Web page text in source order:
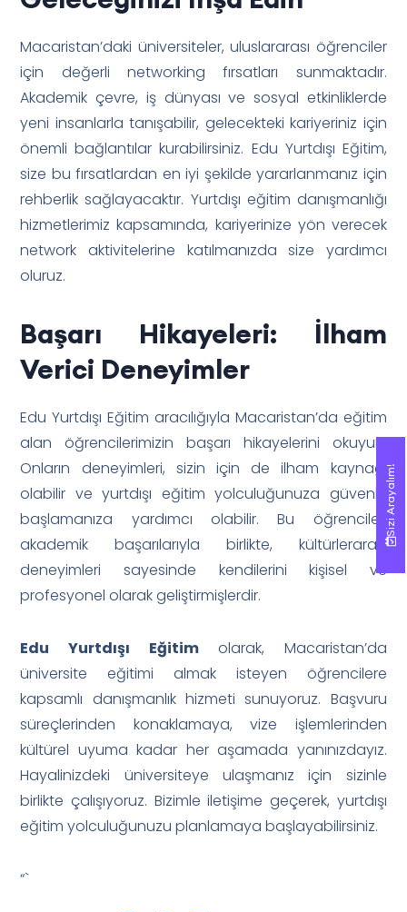
Macaristan’daki üniversiteler, uluslararası öğrenciler
için değerli networking fırsatları sunmaktadır.
Akademik çevre, iş dünyası ve sosyal etkinliklerde
yeni insanlarla tanışabilir, gelecekteki kariyeriniz için
önemli bağlantılar kurabilirsiniz. Edu Yurtdışı Eğitim,
size bu fırsatlardan en iyi şekilde yararlanmanız için
rehberlik sağlayacaktır. Yurtdışı eğitim danışmanlığı
hizmetlerimiz kapsamında, kariyerinize yön verecek
network aktivitelerine katılmanızda size yardımcı
oluruz.
Başarı Hikayeleri: İlham
Verici Deneyimler
Edu Yurtdışı Eğitim aracılığıyla Macaristan’da eğitim
alan öğrencilerimizin başarı hikayelerini okuyun.
Onların deneyimleri, sizin için de ilham kaynağı
olabilir ve yurtdışı eğitim yolculuğunuza güvenle
başlamanıza yardımcı olabilir. Bu öğrenciler,
akademik başarılarıyla birlikte, kültürlerarası
deneyimleri sayesinde kendilerini kişisel ve
profesyonel olarak geliştirmişlerdir.
Edu Yurtdışı Eğitimolarak, Macaristan’da
üniversite eğitimi almak isteyen öğrencilere
kapsamlı danışmanlık hizmeti sunuyoruz. Başvuru
süreçlerinden konaklamaya, vize işlemlerinden
kültürel uyuma kadar her aşamada yanınızdayız.
Hayalinizdeki üniversiteye ulaşmanız için sizinle
birlikte çalışıyoruz. Bizimle iletişime geçerek, yurtdışı
eğitim yolculuğunuzu planlamaya başlayabilirsiniz.
“`
Sizi Arayalım!
Sizi Arayalım!